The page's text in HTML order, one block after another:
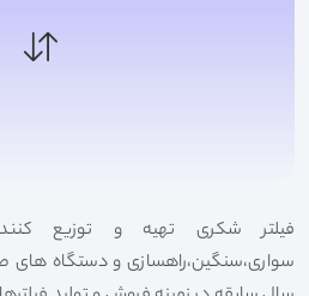
فیلتر شکری تهیه و توزیع